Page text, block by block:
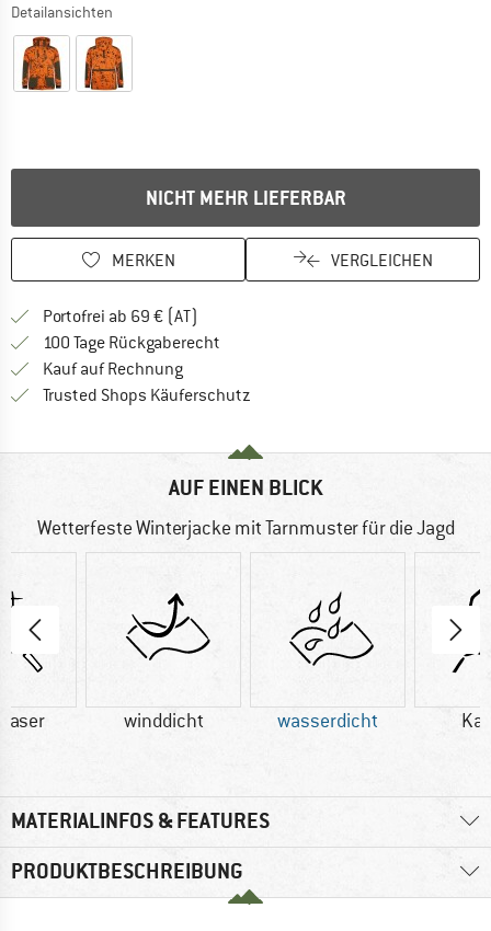
Detailansichten
NICHT MEHR LIEFERBAR
MERKEN VERGLEICHEN
Portofrei ab 69 € (AT)
100 Tage Rückgaberecht
Kauf auf RechnungFinde die Zahlungs-Infos hier! Öffnet
Trusted Shops Käuferschutz
AUF EINEN BLICK
Wetterfeste Winterjacke mit Tarnmuster für die Jagd
winddicht wasserdicht
MATERIALINFOS & FEATURES
PRODUKTBESCHREIBUNG